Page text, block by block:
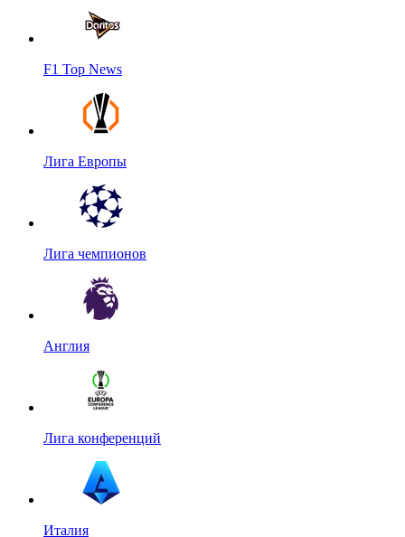
F1 Top News
Лига Европы
Лига чемпионов
Англия
Лига конференций
Италия